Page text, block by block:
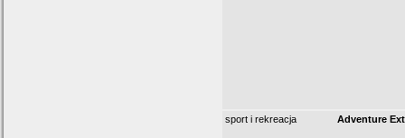
sport i rekreacja Adventure